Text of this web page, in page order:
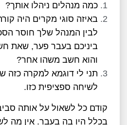
כמה מנהלים ניהלו אותך?
באיזה סוגי מקרים היה
לבין המנהל שלך חוסר
ביניכם בעבר פער, שאת
והוא חשב משהו אחר?
תני לי דוגמא למקרה כזה
לשיחה ספציפית כזו.
קודם כל לשאול על אותה
בכלל היו בה בעבר. אין מה